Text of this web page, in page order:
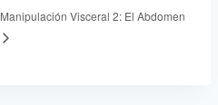
Manipulación Visceral 2: El Abdomen